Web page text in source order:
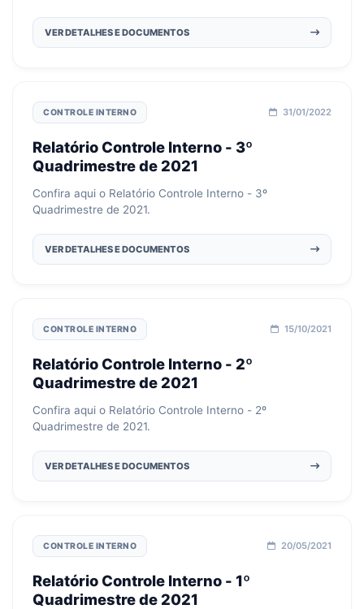
VER DETALHES E DOCUMENTOS
CONTROLE INTERNO 31/01/2022
Relatório Controle Interno - 3º
Quadrimestre de 2021
Confira aqui o Relatório Controle Interno - 3º
Quadrimestre de 2021.
VER DETALHES E DOCUMENTOS
CONTROLE INTERNO 15/10/2021
Relatório Controle Interno - 2º
Quadrimestre de 2021
Confira aqui o Relatório Controle Interno - 2º
Quadrimestre de 2021.
VER DETALHES E DOCUMENTOS
CONTROLE INTERNO 20/05/2021
Relatório Controle Interno - 1º
Quadrimestre de 2021